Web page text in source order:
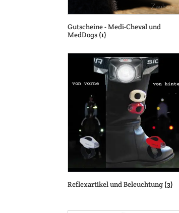
Gutscheine - Medi-Cheval und
MedDogs (1)
Reflexartikel und Beleuchtung (3)